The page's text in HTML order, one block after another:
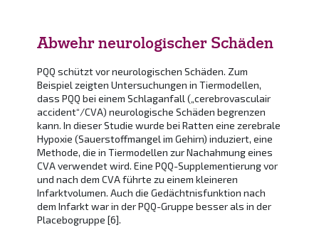
Abwehr neurologischer Schäden
PQQ schützt vor neurologischen Schäden. Zum
Beispiel zeigten Untersuchungen in Tiermodellen,
dass PQQ bei einem Schlaganfall („cerebrovasculair
accident“/CVA) neurologische Schäden begrenzen
kann. In dieser Studie wurde bei Ratten eine zerebrale
Hypoxie (Sauerstoffmangel im Gehirn) induziert, eine
Methode, die in Tiermodellen zur Nachahmung eines
CVA verwendet wird. Eine PQQ-Supplementierung vor
und nach dem CVA führte zu einem kleineren
Infarktvolumen. Auch die Gedächtnisfunktion nach
dem Infarkt war in der PQQ-Gruppe besser als in der
Placebogruppe [6].